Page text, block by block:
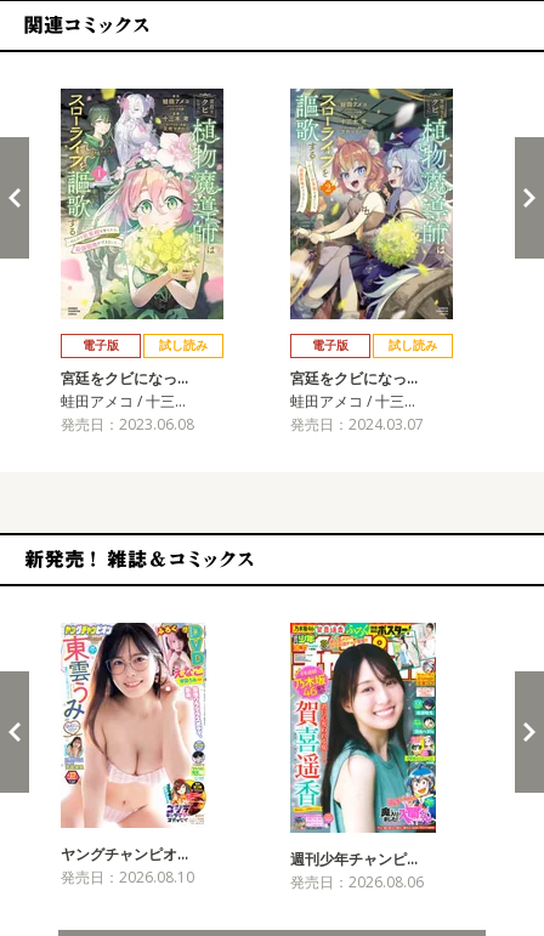
電子版 試し読み
宮廷をクビになっ…
蛙田アメコ / 十三…
発売日：2023.06.08
電子版 試し読み
宮廷をクビになっ…
蛙田アメコ / 十三…
発売日：2024.03.07
ヤングチャンピオ…
発売日：2026.08.10
週刊少年チャンピ…
発売日：2026.08.06